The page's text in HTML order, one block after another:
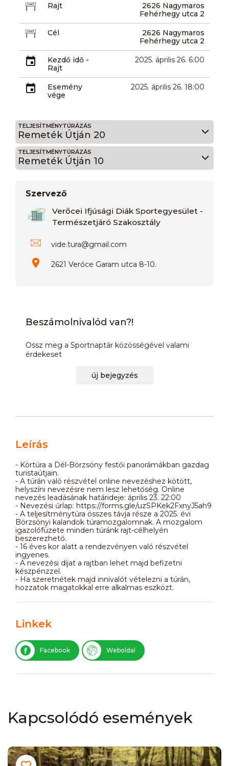
Rajt
2626 Nagymaros
Fehérhegy utca 2
Cél
2626 Nagymaros
Fehérhegy utca 2
Kezdő idő -
Rajt
2025. április 26. 6:00
Esemény
vége
2025. április 26. 18:00
TELJESÍTMÉNYTÚRÁZÁS
Remeték Útján 20
TELJESÍTMÉNYTÚRÁZÁS
Remeték Útján 10
Szervező
Verőcei Ifjúsági Diák Sportegyesület -
Természetjáró Szakosztály
vide.tura@gmail.com
2621 Verőce Garam utca 8-10.
Beszámolnivalód van?!
Ossz meg a Sportnaptár közösségével valami
érdekeset
új bejegyzés
Leírás
- Körtúra a Dél-Börzsöny festői panorámákban gazdag
turistaútjain.
- A túrán való részvétel online nevezéshez kötött,
helyszíni nevezésre nem lesz lehetőség. Online
nevezés leadásának határideje: április 23. 22:00
- Nevezési űrlap: https://forms.gle/uzSPKek2FxnyJ5ah9
- A teljesítménytúra összes távja része a 2025. évi
Börzsönyi kalandok túramozgalomnak. A mozgalom
igazolófüzete minden túránk rajt-célhelyén
beszerezhető.
- 16 éves kor alatt a rendezvényen való részvétel
ingyenes.
- A nevezési díjat a rajtban lehet majd befizetni
készpénzzel.
- Ha szeretnétek majd innivalót vételezni a túrán,
hozzatok magatokkal erre alkalmas eszközt.
Linkek
Facebook Weboldal
Kapcsolódó események